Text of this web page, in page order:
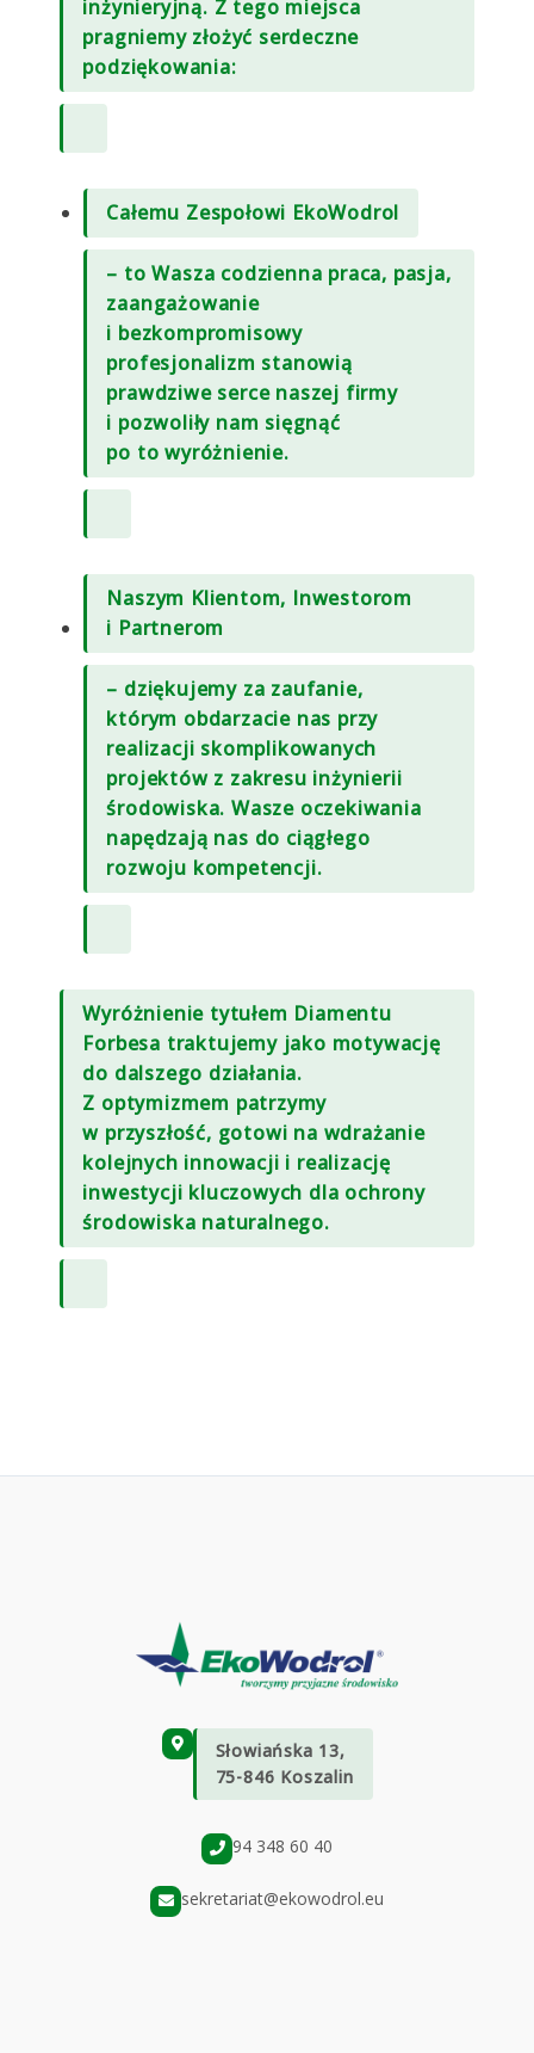
inżynieryjną. Z tego miejsca
pragniemy złożyć serdeczne
podziękowania:
Całemu Zespołowi EkoWodrol
– to Wasza codzienna praca, pasja,
zaangażowanie
i bezkompromisowy
profesjonalizm stanowią
prawdziwe serce naszej firmy
i pozwoliły nam sięgnąć
po to wyróżnienie.
Naszym Klientom, Inwestorom
i Partnerom
– dziękujemy za zaufanie,
którym obdarzacie nas przy
realizacji skomplikowanych
projektów z zakresu inżynierii
środowiska. Wasze oczekiwania
napędzają nas do ciągłego
rozwoju kompetencji.
Wyróżnienie tytułem Diamentu
Forbesa traktujemy jako motywację
do dalszego działania.
Z optymizmem patrzymy
w przyszłość, gotowi na wdrażanie
kolejnych innowacji i realizację
inwestycji kluczowych dla ochrony
środowiska naturalnego.
Słowiańska 13,
75-846 Koszalin
94 348 60 40
sekretariat@ekowodrol.eu